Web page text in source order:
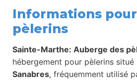
Informations
pèlerins
Sainte-Marthe: Auberge des
hébergement pour pèlerins situé
Sanabres, fréquemment utilisé